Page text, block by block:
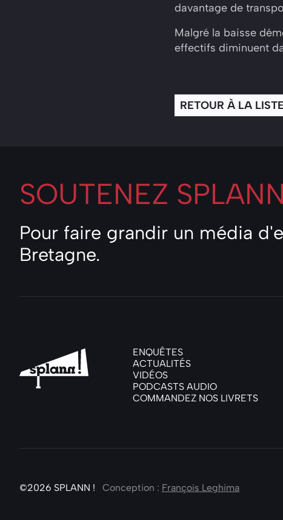
davantage de
Malgré la baisse
effectifs diminuent
RETOUR À LA LISTE
SOUTENEZ
Pour faire grandir un média
Bretagne.
ENQUÊTES
ACTUALITÉS
VIDÉOS
PODCASTS AUDIO
COMMANDEZ NOS LIVRETS
©2026 SPLANN ! Conception : François Leghima